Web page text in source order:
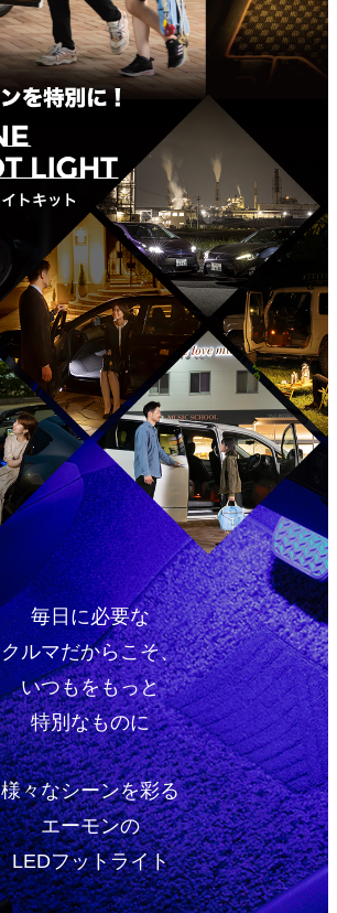
毎日に必要な
クルマだからこそ、
いつもをもっと
特別なものに
様々なシーンを彩る
エーモンの
LEDフットライト